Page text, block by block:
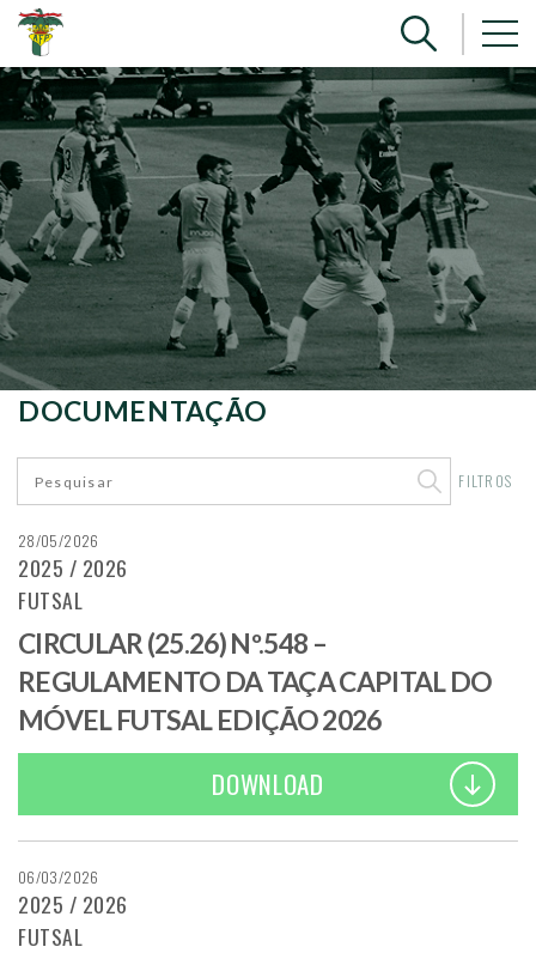
DOCUMENTAÇÃO
FILTROS
28/05/2026
2025 / 2026
FUTSAL
CIRCULAR (25.26) Nº.548 –
REGULAMENTO DA TAÇA CAPITAL DO
MÓVEL FUTSAL EDIÇÃO 2026
DOWNLOAD
06/03/2026
2025 / 2026
FUTSAL